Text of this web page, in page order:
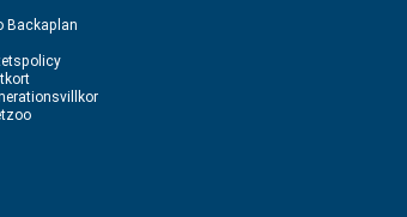
Backaplan